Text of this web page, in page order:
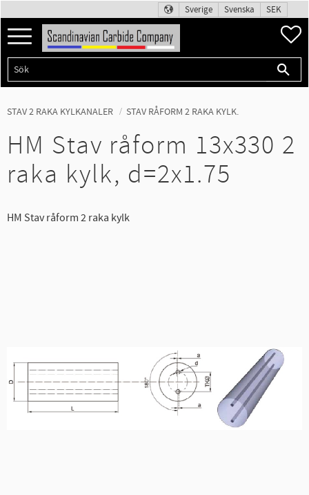
Meny
Sverige Svenska SEK
STAV 2 RAKA KYLKANALER STAV RÅFORM 2 RAKA KYLK.
HM Stav råform 13x330 2
raka kylk, d=2x1.75
HM Stav råform 2 raka kylk